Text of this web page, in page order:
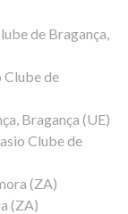
de Bragança,
Clube de
Bragança (UE)
Clube de
(ZA)
(ZA)